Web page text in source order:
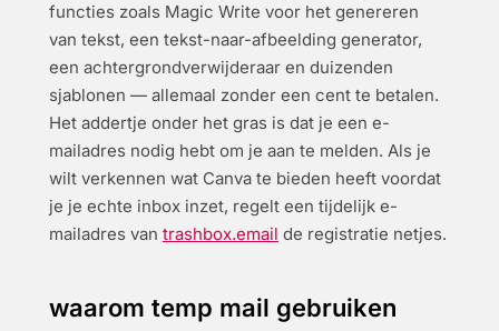
functies zoals Magic Write voor het genereren
van tekst, een tekst-naar-afbeelding generator,
een achtergrondverwijderaar en duizenden
sjablonen — allemaal zonder een cent te betalen.
Het addertje onder het gras is dat je een e-
mailadres nodig hebt om je aan te melden. Als je
wilt verkennen wat Canva te bieden heeft voordat
je je echte inbox inzet, regelt een tijdelijk e-
mailadres van trashbox.email de registratie netjes.
waarom temp mail gebruiken